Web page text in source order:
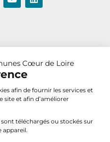
à 12h et de 13h30 à 17h30
Cœur de Loire
afin de fournir les services et
et afin d’améliorer
téléchargés ou stockés sur